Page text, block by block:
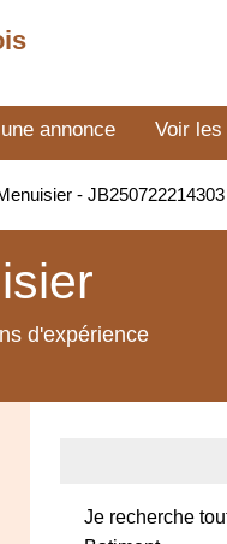
annonce Voir
- JB250722214303
d'expérience
Je recherche